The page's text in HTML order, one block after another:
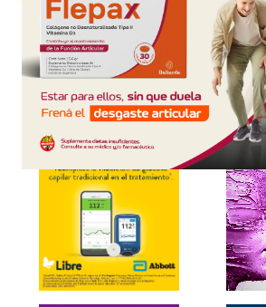
Explorar más
Otros productos con
eslicarbazepina
Otros productos deTemis-Lostaló